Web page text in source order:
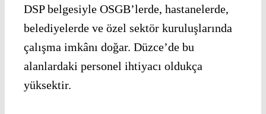
DSP belgesiyle OSGB’lerde, hastanelerde,
belediyelerde ve özel sektör kuruluşlarında
çalışma imkânı doğar. Düzce’de bu
alanlardaki personel ihtiyacı oldukça
yüksektir.